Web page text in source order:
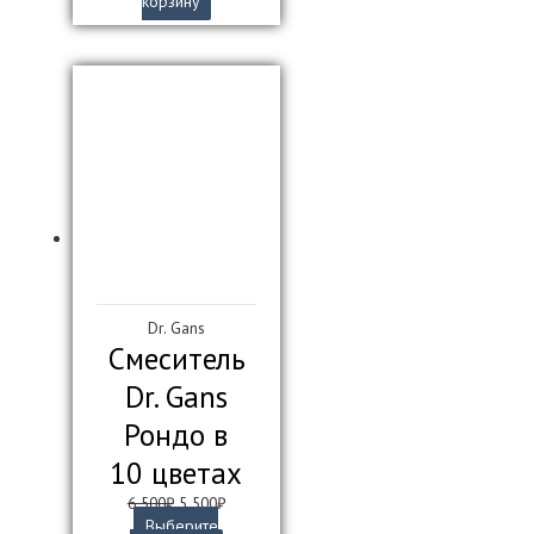
составляла
100₽.
8
Dr. Gans
Смеситель
Dr. Gans
Рондо в
10 цветах
6 500₽Первоначальная
цена
5 500₽Текущая
Выберите